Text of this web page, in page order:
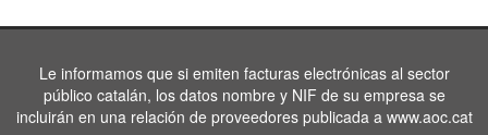
Le informamos que si emiten facturas electrónicas al sector
público catalán, los datos nombre y NIF de su empresa se
incluirán en una relación de proveedores publicada a www.aoc.cat